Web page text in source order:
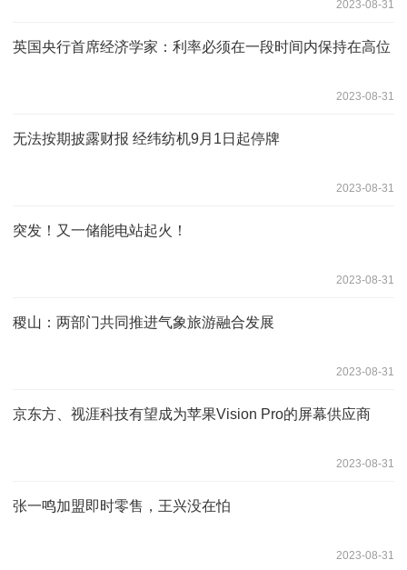
2023-08-31
英国央行首席经济学家：利率必须在一段时间内保持在高位
2023-08-31
无法按期披露财报 经纬纺机9月1日起停牌
2023-08-31
突发！又一储能电站起火！
2023-08-31
稷山：两部门共同推进气象旅游融合发展
2023-08-31
京东方、视涯科技有望成为苹果Vision Pro的屏幕供应商
2023-08-31
张一鸣加盟即时零售，王兴没在怕
2023-08-31